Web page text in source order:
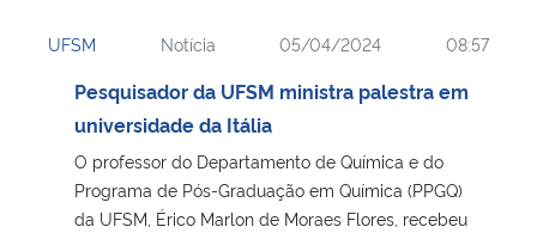
UFSM Notícia 05/04/2024 08:57
Pesquisador da UFSM ministra palestra em
universidade da Itália
O professor do Departamento de Química e do
Programa de Pós-Graduação em Química (PPGQ)
da UFSM, Érico Marlon de Moraes Flores, recebeu